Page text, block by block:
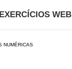
EXERCÍCIOS WEB
NUMÉRICAS